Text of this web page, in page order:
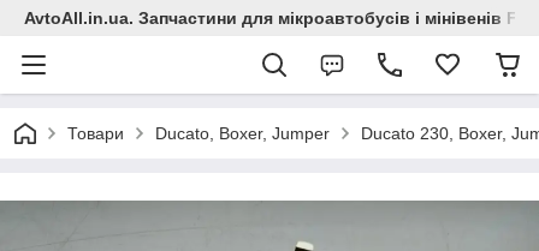
AvtoAll.in.ua. Запчастини для мікроавтобусів і мінівенів
Товари Ducato, Boxer, Jumper Ducato 230, Boxer,